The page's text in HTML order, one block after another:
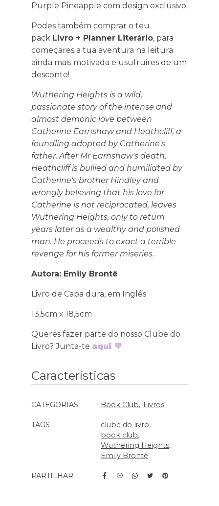
Purple Pineapple com design exclusivo.
Podes também comprar o teu
pack Livro + Planner Literário, para
começares a tua aventura na leitura
ainda mais motivada e usufruires de um
desconto!
Wuthering Heights is a wild,
passionate story of the intense and
almost demonic love between
Catherine Earnshaw and Heathcliff, a
foundling adopted by Catherine's
father. After Mr Earnshaw's death,
Heathcliff is bullied and humiliated by
Catherine's brother Hindley and
wrongly believing that his love for
Catherine is not reciprocated, leaves
Wuthering Heights, only to return
years later as a wealthy and polished
man. He proceeds to exact a terrible
revenge for his former miseries.
Autora: Emily Brontë
Livro de Capa dura, em Inglês
13,5cm x 18,5cm
Queres fazer parte do nosso Clube do
Livro? Junta-te aqui 💜
Características
Características
CATEGORIAS Book Club Livros
TAGS
clube do livro
book club
Wuthering Heights
Emily Brontë
PARTILHAR